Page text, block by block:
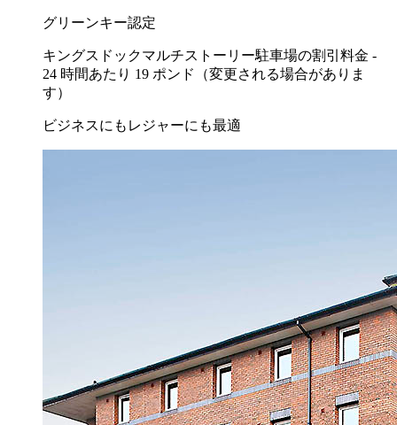
グリーンキー認定
キングスドックマルチストーリー駐車場の割引料金 -
24 時間あたり 19 ポンド（変更される場合がありま
す）
ビジネスにもレジャーにも最適